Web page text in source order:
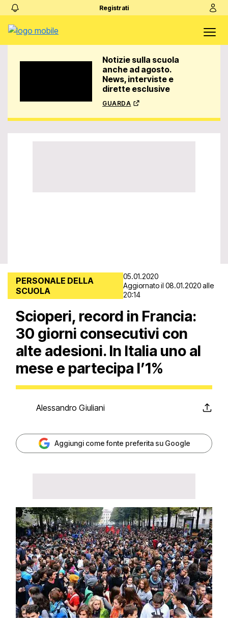
Registrati
Notizie sulla scuola
anche ad agosto.
News, interviste e
dirette esclusive
guarda
PERSONALE DELLA
SCUOLA
05.01.2020
Aggiornato il 08.01.2020 alle
20:14
Scioperi, record in Francia:
30 giorni consecutivi con
alte adesioni. In Italia uno al
mese e partecipa l’1%
Alessandro Giuliani
Aggiungi come fonte preferita su Google